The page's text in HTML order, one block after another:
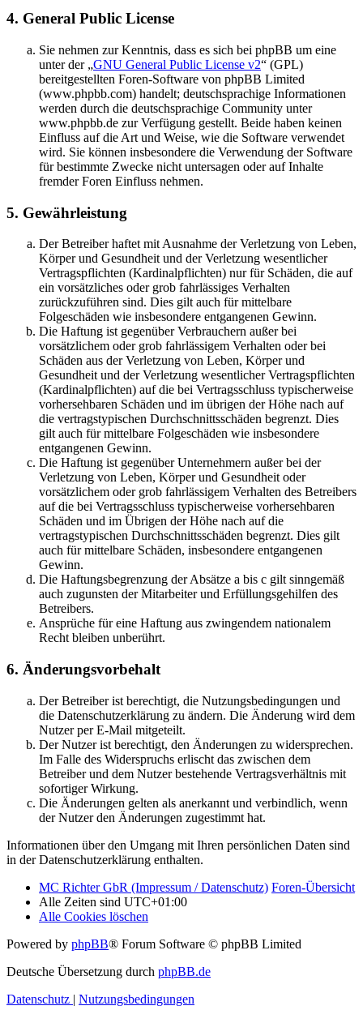
4. General Public License
Sie nehmen zur Kenntnis, dass es sich bei phpBB um eine
unter der „GNU General Public License v2“ (GPL)
bereitgestellten Foren-Software von phpBB Limited
(www.phpbb.com) handelt; deutschsprachige Informationen
werden durch die deutschsprachige Community unter
www.phpbb.de zur Verfügung gestellt. Beide haben keinen
Einfluss auf die Art und Weise, wie die Software verwendet
wird. Sie können insbesondere die Verwendung der Software
für bestimmte Zwecke nicht untersagen oder auf Inhalte
fremder Foren Einfluss nehmen.
5. Gewährleistung
Der Betreiber haftet mit Ausnahme der Verletzung von Leben,
Körper und Gesundheit und der Verletzung wesentlicher
Vertragspflichten (Kardinalpflichten) nur für Schäden, die auf
ein vorsätzliches oder grob fahrlässiges Verhalten
zurückzuführen sind. Dies gilt auch für mittelbare
Folgeschäden wie insbesondere entgangenen Gewinn.
Die Haftung ist gegenüber Verbrauchern außer bei
vorsätzlichem oder grob fahrlässigem Verhalten oder bei
Schäden aus der Verletzung von Leben, Körper und
Gesundheit und der Verletzung wesentlicher Vertragspflichten
(Kardinalpflichten) auf die bei Vertragsschluss typischerweise
vorhersehbaren Schäden und im übrigen der Höhe nach auf
die vertragstypischen Durchschnittsschäden begrenzt. Dies
gilt auch für mittelbare Folgeschäden wie insbesondere
entgangenen Gewinn.
Die Haftung ist gegenüber Unternehmern außer bei der
Verletzung von Leben, Körper und Gesundheit oder
vorsätzlichem oder grob fahrlässigem Verhalten des Betreibers
auf die bei Vertragsschluss typischerweise vorhersehbaren
Schäden und im Übrigen der Höhe nach auf die
vertragstypischen Durchschnittsschäden begrenzt. Dies gilt
auch für mittelbare Schäden, insbesondere entgangenen
Gewinn.
Die Haftungsbegrenzung der Absätze a bis c gilt sinngemäß
auch zugunsten der Mitarbeiter und Erfüllungsgehilfen des
Betreibers.
Ansprüche für eine Haftung aus zwingendem nationalem
Recht bleiben unberührt.
6. Änderungsvorbehalt
Der Betreiber ist berechtigt, die Nutzungsbedingungen und
die Datenschutzerklärung zu ändern. Die Änderung wird dem
Nutzer per E-Mail mitgeteilt.
Der Nutzer ist berechtigt, den Änderungen zu widersprechen.
Im Falle des Widerspruchs erlischt das zwischen dem
Betreiber und dem Nutzer bestehende Vertragsverhältnis mit
sofortiger Wirkung.
Die Änderungen gelten als anerkannt und verbindlich, wenn
der Nutzer den Änderungen zugestimmt hat.
Informationen über den Umgang mit Ihren persönlichen Daten sind
in der Datenschutzerklärung enthalten.
MC Richter GbR (Impressum / Datenschutz) Foren-Übersicht
Alle Zeiten sind UTC+01:00
Alle Cookies löschen
Powered by phpBB® Forum Software © phpBB Limited
Deutsche Übersetzung durch phpBB.de
Datenschutz | Nutzungsbedingungen